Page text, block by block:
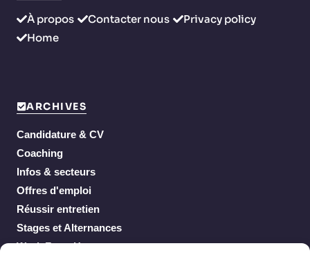
À propos Contacter nous
Privacy policy
Home
ARCHIVES
Candidature & CV
Coaching
Infos & secteurs
Offres d'emploi
Réussir entretien
Stages et Alternances
Work From Home